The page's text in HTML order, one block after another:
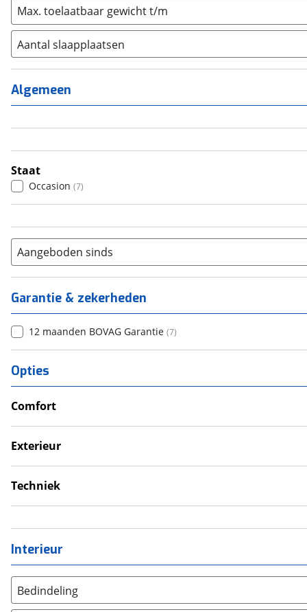
Max. toelaatbaar gewicht t/m
Aantal slaapplaatsen
1 (0)
2 (0)
3 (0)
Algemeen
Staat
Occasion (7)
Aangeboden sinds
Garantie & zekerheden
12 maanden BOVAG Garantie (7)
Opties
Comfort
Wasruimte met toilet
Exterieur
Fietsendrager
Techniek
Interieur
Bedindeling